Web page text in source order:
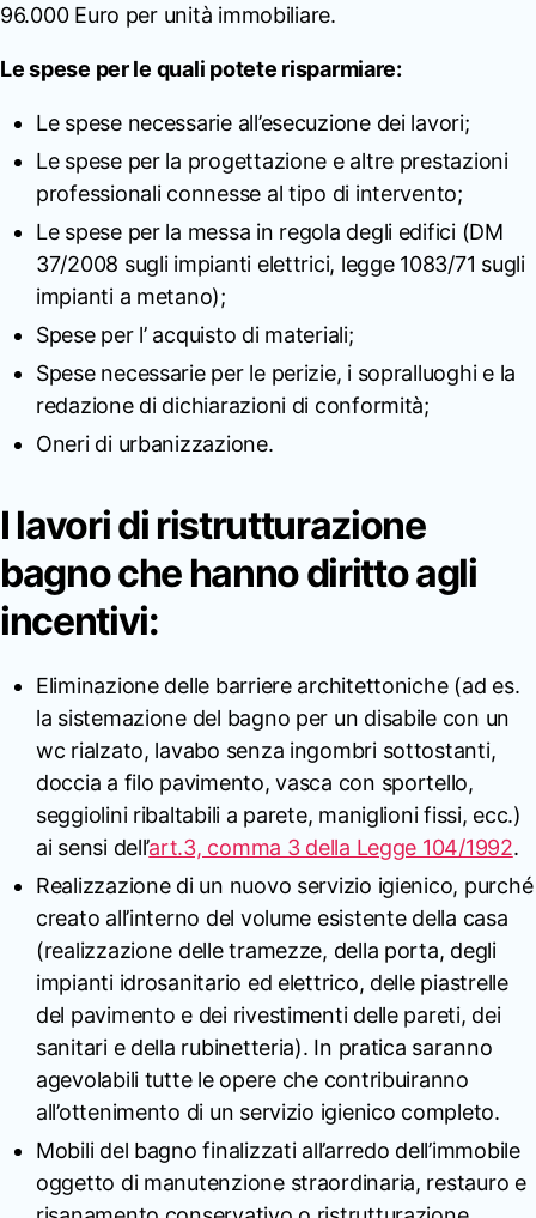
96.000 Euro per unità immobiliare.
Le spese per le quali potete risparmiare:
Le spese necessarie all’esecuzione dei lavori;
Le spese per la progettazione e altre prestazioni
professionali connesse al tipo di intervento;
Le spese per la messa in regola degli edifici (DM
37/2008 sugli impianti elettrici, legge 1083/71 sugli
impianti a metano);
Spese per l’ acquisto di materiali;
Spese necessarie per le perizie, i sopralluoghi e la
redazione di dichiarazioni di conformità;
Oneri di urbanizzazione.
I lavori di ristrutturazione
bagno che hanno diritto agli
incentivi:
Eliminazione delle barriere architettoniche (ad es.
la sistemazione del bagno per un disabile con un
wc rialzato, lavabo senza ingombri sottostanti,
doccia a filo pavimento, vasca con sportello,
seggiolini ribaltabili a parete, maniglioni fissi, ecc.)
ai sensi dell’art.3, comma 3 della Legge 104/1992.
Realizzazione di un nuovo servizio igienico, purché
creato all’interno del volume esistente della casa
(realizzazione delle tramezze, della porta, degli
impianti idrosanitario ed elettrico, delle piastrelle
del pavimento e dei rivestimenti delle pareti, dei
sanitari e della rubinetteria). In pratica saranno
agevolabili tutte le opere che contribuiranno
all’ottenimento di un servizio igienico completo.
Mobili del bagno finalizzati all’arredo dell’immobile
oggetto di manutenzione straordinaria, restauro e